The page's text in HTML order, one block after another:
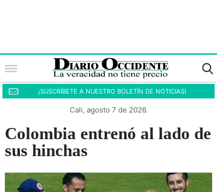
¡SUSCRÍBETE A NUESTRO BOLETÍN DE NOTICIAS!
Cali, agosto 7 de 2026.
Colombia entrenó al lado de
sus hinchas